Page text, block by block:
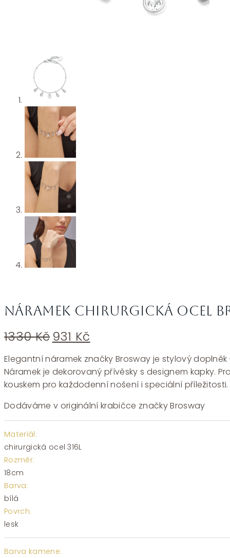
Náramek chirurgická ocel
1330Kč Původní
cena
byla:
1330 Kč.
931 Kč
cena
je:
931 Kč.
Elegantní náramek značky Brosway je stylový
Náramek je dekorovaný přívěsky s designem kapky.
kouskem pro každodenní nošení i speciální příležitosti.
Dodáváme v originální krabičce značky Brosway
Materiál:
chirurgická ocel 316L
Rozměr:
18cm
Barva:
bílá
Povrch:
lesk
Barva kamene: